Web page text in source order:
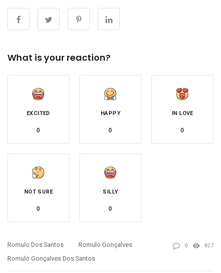
What is your reaction?
EXCITED
0
HAPPY
0
IN LOVE
0
NOT SURE
0
SILLY
0
Romulo Dos Santos
Romulo Gonçalves
Romulo Gonçalves Dos Santos
0 827